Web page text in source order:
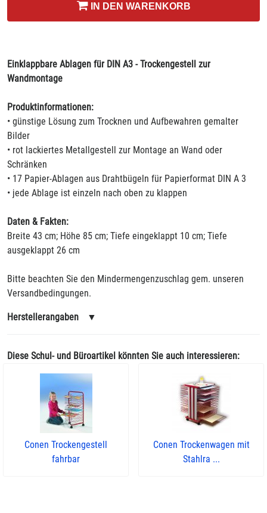
IN DEN WARENKORB
Einklappbare Ablagen für DIN A3 - Trockengestell zur
Wandmontage
Produktinformationen:
• günstige Lösung zum Trocknen und Aufbewahren gemalter
Bilder
• rot lackiertes Metallgestell zur Montage an Wand oder
Schränken
• 17 Papier-Ablagen aus Drahtbügeln für Papierformat DIN A 3
• jede Ablage ist einzeln nach oben zu klappen
Daten & Fakten:
Breite 43 cm; Höhe 85 cm; Tiefe eingeklappt 10 cm; Tiefe
ausgeklappt 26 cm
Bitte beachten Sie den Mindermengenzuschlag gem. unseren
Versandbedingungen.
Herstellerangaben ▼
Diese Schul- und Büroartikel könnten Sie auch interessieren:
Conen Trockengestell
fahrbar
Conen Trockenwagen mit
Stahlra ...